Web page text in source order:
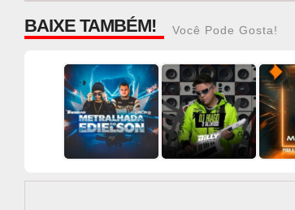
BAIXE TAMBÉM! Você Pode Gosta!